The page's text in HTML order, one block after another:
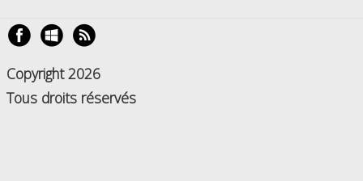
Copyright 2026
Tous droits réservés